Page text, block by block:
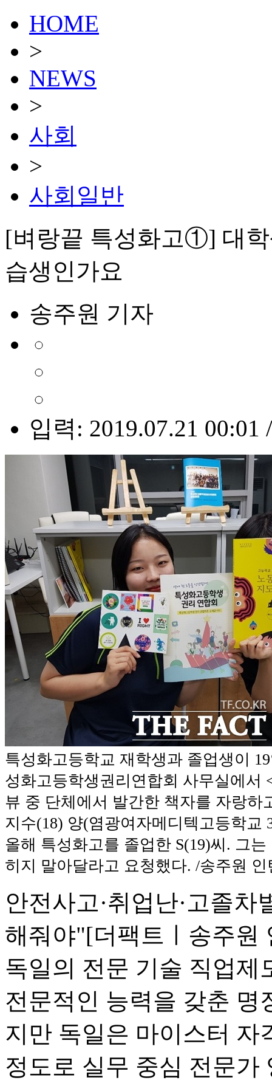
HOME
>
NEWS
>
사회
>
사회일반
[벼랑끝 특성화고①] 대
습생인가요
송주원 기자
입력: 2019.07.21 00:01
특성화고등학교 재학생과 졸업생이
성화고등학생권리연합회 사무실에서
뷰 중 단체에서 발간한 책자를 자랑하
지수(18) 양(염광여자메디텍고등학교
올해 특성화고를 졸업한 S(19)씨. 그
히지 말아달라고 요청했다. /송주원 인
안전사고·취업난·고졸
해줘야"[더팩트ㅣ송주원
독일의 전문 기술 직업제
전문적인 능력을 갖춘 명
지만 독일은 마이스터 자
정도로 실무 중심 전문가